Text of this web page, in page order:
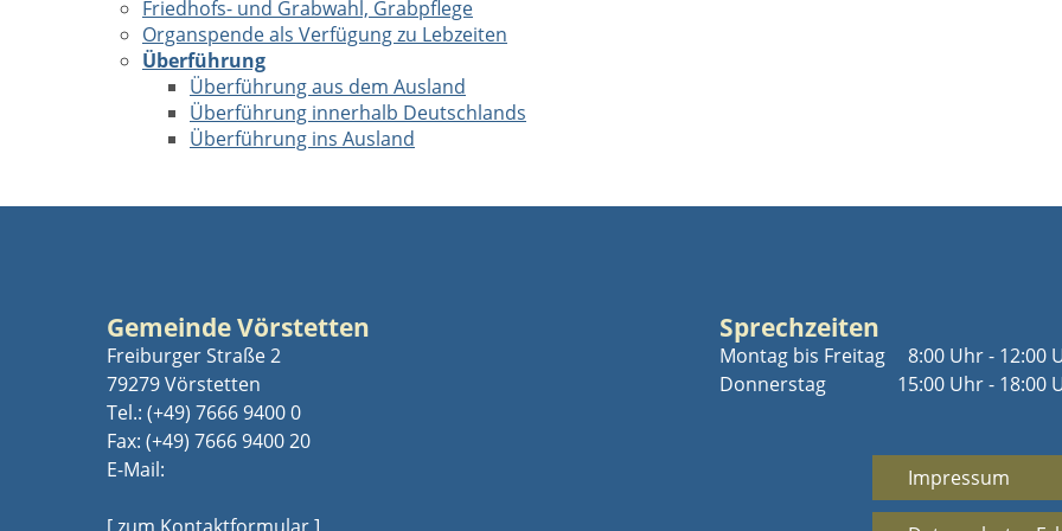
Friedhofs- und Grabwahl, Grabpflege
Organspende als Verfügung zu Lebzeiten
Überführung
Überführung aus dem Ausland
Überführung innerhalb Deutschlands
Überführung ins Ausland
Gemeinde Vörstetten
Freiburger Straße 2
79279 Vörstetten
Tel.: (+49) 7666 9400 0
Fax: (+49) 7666 9400 20
E-Mail:
Sprechzeiten
Montag bis Freitag
Donnerstag
8:00 Uhr - 12:00
15:00 Uhr - 18:00
Impressum